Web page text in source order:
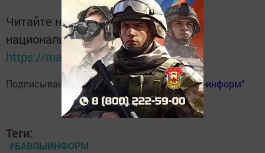
Читайте новости Татарстана в
национальном мессенджере MАХ:
https://max.ru/tatmedia
Подписывайтесь нателеграм-канал "Бавлы-информ"
Теги:
#БАВЛЫИНФОРМ